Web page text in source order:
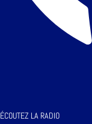
ÉCOUTEZ LA RADIO